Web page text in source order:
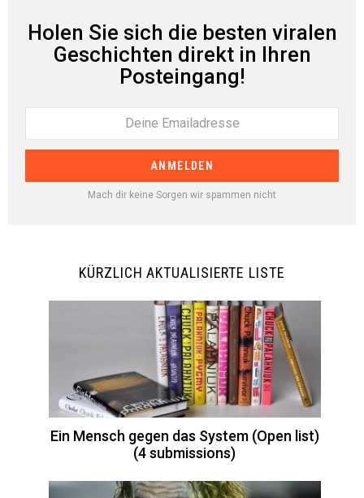
Holen Sie sich die besten viralen
Geschichten direkt in Ihren
Posteingang!
Mach dir keine Sorgen wir spammen nicht
KÜRZLICH AKTUALISIERTE LISTE
Ein Mensch gegen das System (Open list)
(4 submissions)